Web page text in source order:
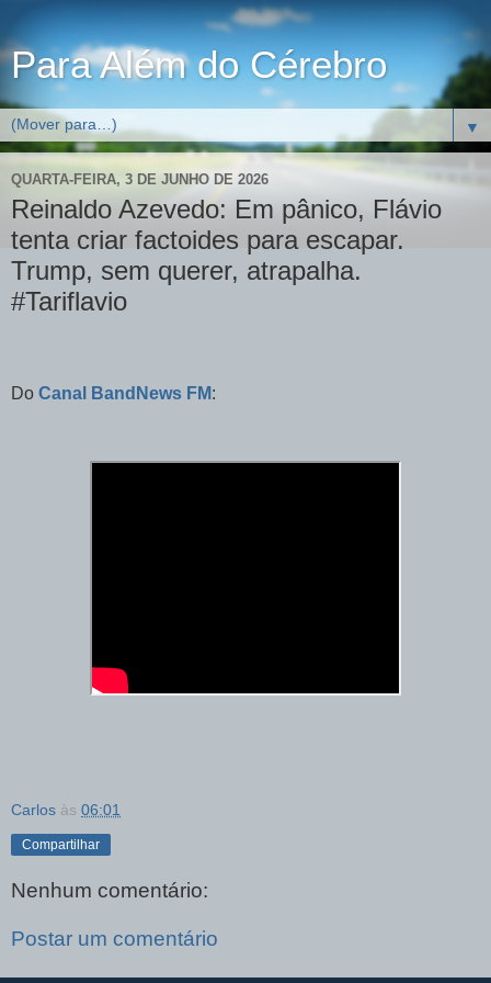
Para Além do Cérebro
▼
QUARTA-FEIRA, 3 DE JUNHO DE 2026
Reinaldo Azevedo: Em pânico, Flávio
tenta criar factoides para escapar.
Trump, sem querer, atrapalha.
#Tariflavio
Do Canal BandNews FM:
Carlos às 06:01
Compartilhar
Nenhum comentário:
Postar um comentário